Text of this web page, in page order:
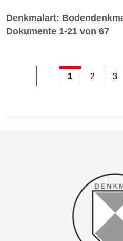
Denkmalart:
Dokumente 1-21 von 67
1 2 3